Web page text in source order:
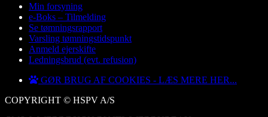
Min forsyning
e-Boks – Tilmelding
Se tømningsrapport
Varsling tømningstidspunkt
Anmeld ejerskifte
Ledningsbrud (evt. refusion)
GØR BRUG AF COOKIES - LÆS MERE HER...
COPYRIGHT © HSPV A/S